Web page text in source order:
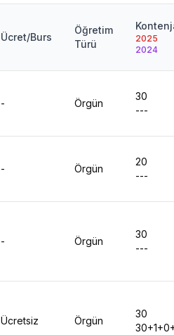
Ücret/Burs
Öğretim
Türü
2025
2024
- Örgün
30
---
- Örgün
20
---
- Örgün
30
---
Ücretsiz Örgün
30